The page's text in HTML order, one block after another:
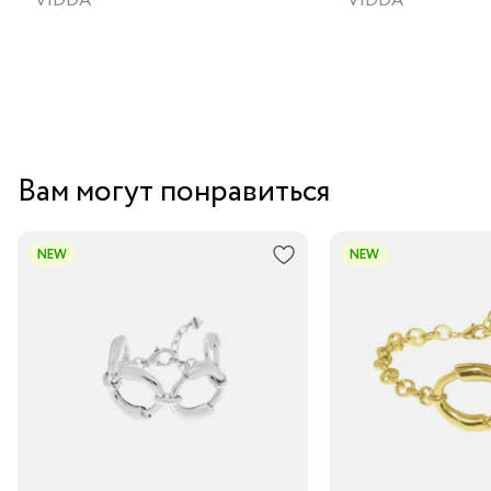
Вам могут понравиться
NEW NEW